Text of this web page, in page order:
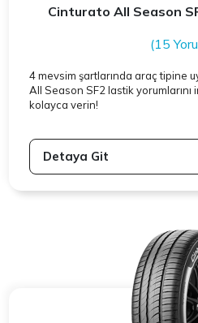
Cinturato All Season
(15
4 mevsim şartlarında araç tipine
All Season SF2 lastik yorumlarını
kolayca verin!
Detaya Git